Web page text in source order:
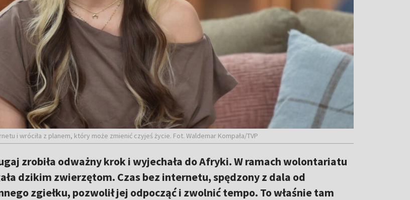
i wróciła z planem, który może zmienić czyjeś życie. Fot. Waldemar Kompała/TVP
zrobiła odważny krok i wyjechała do Afryki. W ramach wolontariatu
dzikim zwierzętom. Czas bez internetu, spędzony z dala od
zgiełku, pozwolił jej odpocząć i zwolnić tempo. To właśnie tam